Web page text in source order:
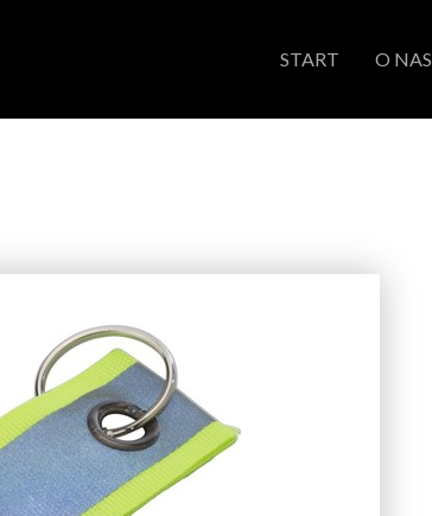
START O NAS